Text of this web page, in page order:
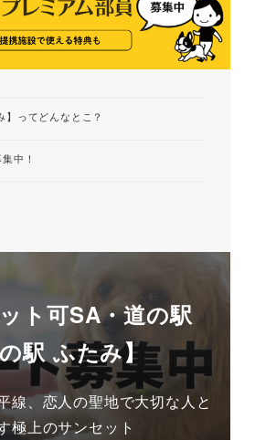
】ってどんなとこ？
中！
ト可SA・道の駅
駅 ふたみ】
線、恋人の聖地で大切な人と
極上のサンセット